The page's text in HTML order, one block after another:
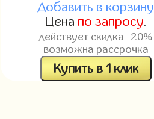
Добавить в корзину
Цена по запросу.
действует скидка -20%
возможна рассрочка
Купить в 1 клик